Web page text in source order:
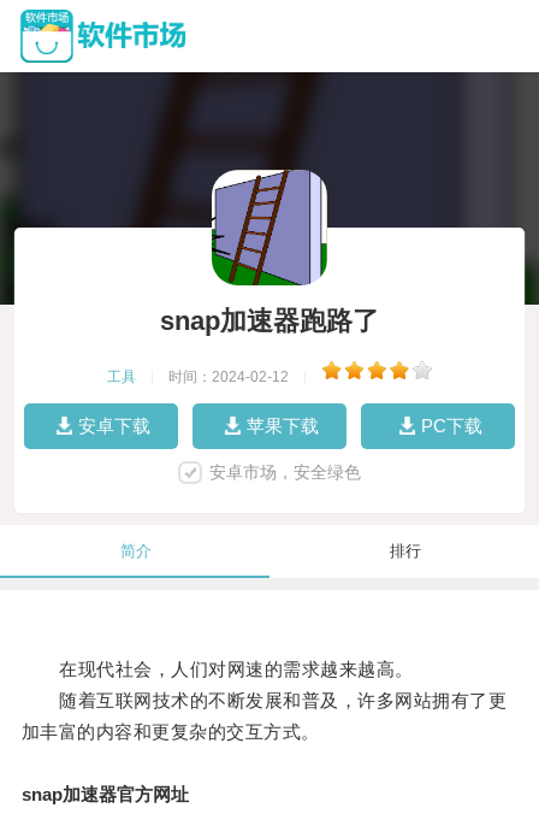
snap加速器跑路了
工具 时间：2024-02-12
安卓下载 苹果下载 PC下载
安卓市场，安全绿色
简介 排行
在现代社会，人们对网速的需求越来越高。
随着互联网技术的不断发展和普及，许多网站拥有了更
加丰富的内容和更复杂的交互方式。
snap加速器官方网址